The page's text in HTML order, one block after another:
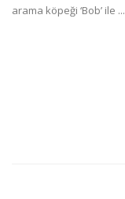
arama köpeği ‘Bob’ ile ...